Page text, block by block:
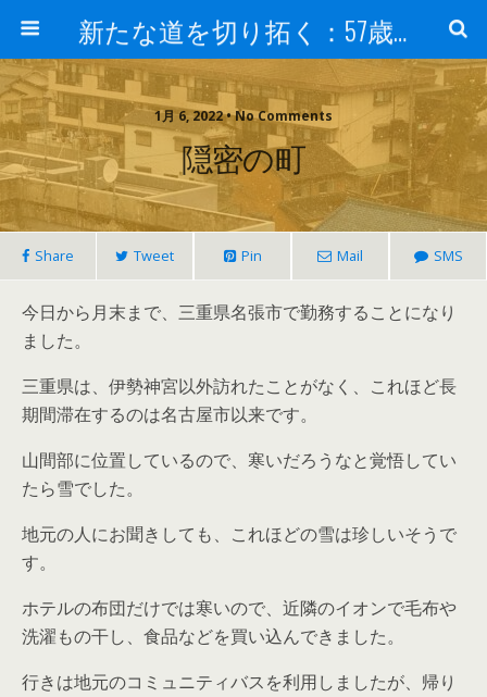
新たな道を切り拓く：57歳男性、大学院の授業室から
1月 6, 2022 • No Comments
隠密の町
Share Tweet Pin Mail SMS
今日から月末まで、三重県名張市で勤務することになり
ました。
三重県は、伊勢神宮以外訪れたことがなく、これほど長
期間滞在するのは名古屋市以来です。
山間部に位置しているので、寒いだろうなと覚悟してい
たら雪でした。
地元の人にお聞きしても、これほどの雪は珍しいそうで
す。
ホテルの布団だけでは寒いので、近隣のイオンで毛布や
洗濯もの干し、食品などを買い込んできました。
行きは地元のコミュニティバスを利用しましたが、帰り